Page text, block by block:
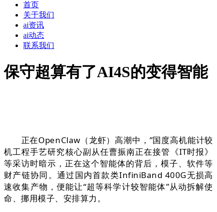
首页
关于我们
ai资讯
ai动态
联系我们
保守超算有了AI4S的变得智能
正在OpenClaw（龙虾）高潮中，”国度高机能计较
机工程手艺研究核心副从任曹振南正在接管《IT时报》
等采访时暗示，正在这个智能体的背后，模子、软件等
财产链协同。通过国内首款类InfiniBand 400G无损高
速收集产物，便能让“超等科学计较智能体”从动拆解使
命、挪用模子、安排算力。